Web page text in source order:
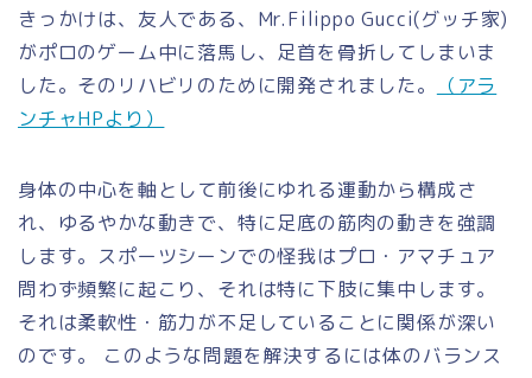
きっかけは、友人である、Mr.Filippo Gucci(グッチ家)
がポロのゲーム中に落馬し、足首を骨折してしまいま
した。そのリハビリのために開発されました。
（アラ
ンチャHPより）
身体の中心を軸として前後にゆれる運動から構成さ
れ、ゆるやかな動きで、特に足底の筋肉の動きを強調
します。スポーツシーンでの怪我はプロ・アマチュア
問わず頻繁に起こり、それは特に下肢に集中します。
それは柔軟性・筋力が不足していることに関係が深い
のです。 このような問題を解決するには体のバランス